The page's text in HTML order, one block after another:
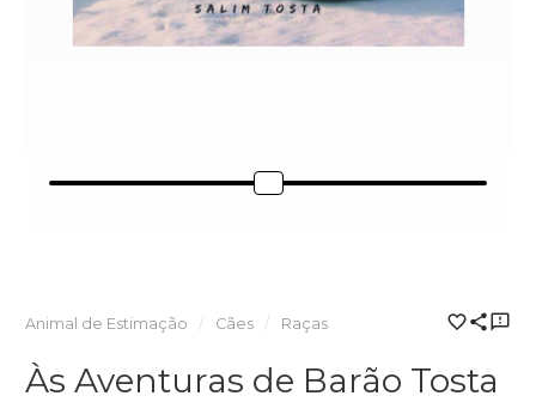
Animal de Estimação Cães Raças
Às Aventuras de Barão Tosta